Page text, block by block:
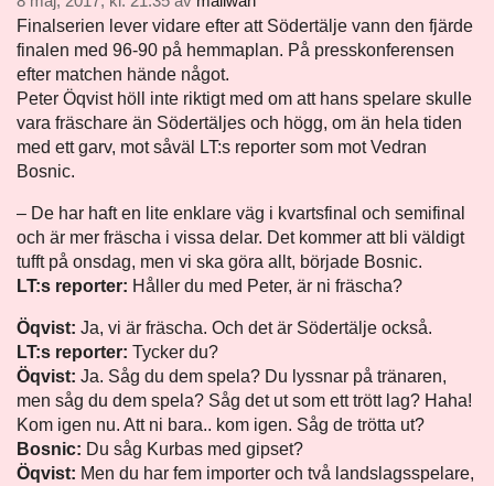
Finalserien lever vidare efter att Södertälje vann den fjärde
finalen med 96-90 på hemmaplan. På presskonferensen
efter matchen hände något.
Peter Öqvist höll inte riktigt med om att hans spelare skulle
vara fräschare än Södertäljes och högg, om än hela tiden
med ett garv, mot såväl LT:s reporter som mot Vedran
Bosnic.
– De har haft en lite enklare väg i kvartsfinal och semifinal
och är mer fräscha i vissa delar. Det kommer att bli väldigt
tufft på onsdag, men vi ska göra allt, började Bosnic.
LT:s reporter: Håller du med Peter, är ni fräscha?
Öqvist: Ja, vi är fräscha. Och det är Södertälje också.
LT:s reporter: Tycker du?
Öqvist: Ja. Såg du dem spela? Du lyssnar på tränaren,
men såg du dem spela? Såg det ut som ett trött lag? Haha!
Kom igen nu. Att ni bara.. kom igen. Såg de trötta ut?
Bosnic: Du såg Kurbas med gipset?
Öqvist: Men du har fem importer och två landslagsspelare,